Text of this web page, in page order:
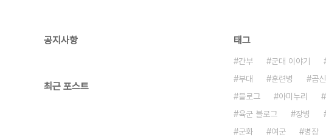
공지사항
최근 포스트
태그
간부 군대 이야기
부대
훈련병 곰신
블로그
아미누리
육군 블로그
장병
군화
여군 병장